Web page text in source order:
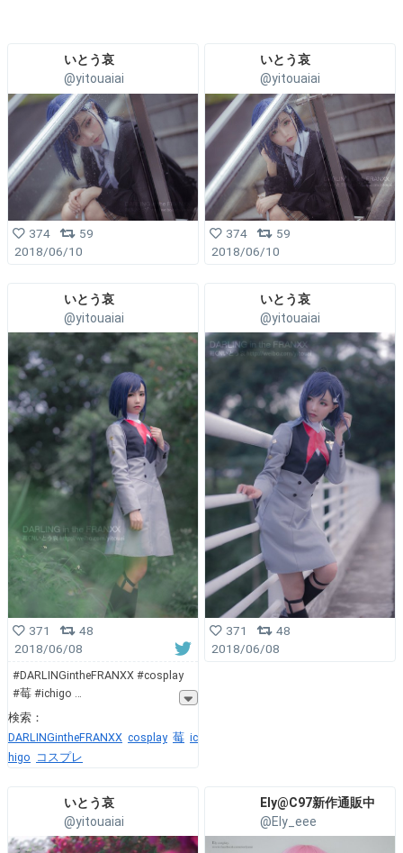
いとう哀
@yitouaiai
374
59
2018/06/10
いとう哀
@yitouaiai
374
59
2018/06/10
いとう哀
@yitouaiai
371
48
2018/06/08
#DARLINGintheFRANXX #cosplay
#莓 #ichigo
検索：
DARLINGintheFRANXX cosplay 莓 ic
higo コスプレ
いとう哀
@yitouaiai
371
48
2018/06/08
いとう哀
@yitouaiai
Ely@C97新作通販中
@Ely_eee